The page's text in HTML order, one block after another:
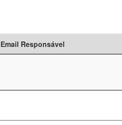
Email Responsável